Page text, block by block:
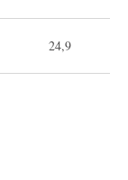
24,9